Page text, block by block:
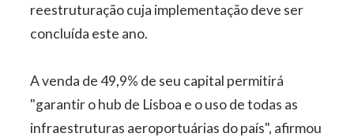
reestruturação cuja implementação deve ser
concluída este ano.
A venda de 49,9% de seu capital permitirá
"garantir o hub de Lisboa e o uso de todas as
infraestruturas aeroportuárias do país", afirmou